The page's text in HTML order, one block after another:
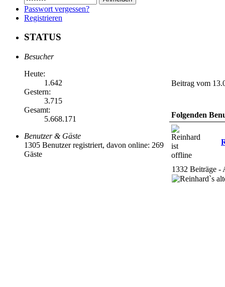
Passwort vergessen?
Registrieren
STATUS
Besucher
Heute:
1.642
Gestern:
3.715
Gesamt:
5.668.171
Benutzer & Gäste
1305 Benutzer registriert, davon online: 269
Gäste
Beitrag vom
Folgenden
1332 Beiträge -